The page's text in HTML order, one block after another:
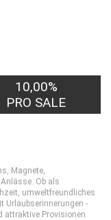
10,00%
PRO SALE
Magnete,
Ob als
umweltfreundliches
Urlaubserinnerungen -
attraktive Provisionen